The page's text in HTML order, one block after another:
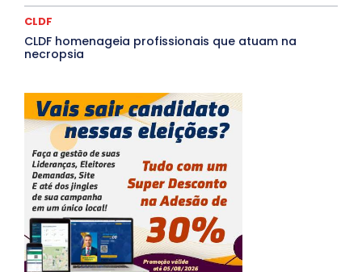
CLDF
CLDF homenageia profissionais que atuam na
necropsia